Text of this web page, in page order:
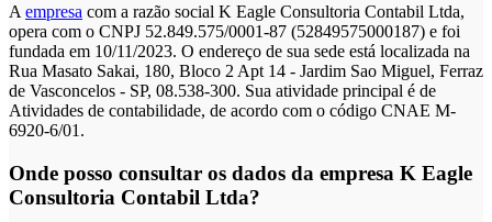
A empresa com a razão social K Eagle Consultoria Contabil Ltda,
opera com o CNPJ 52.849.575/0001-87 (52849575000187) e foi
fundada em 10/11/2023. O endereço de sua sede está localizada na
Rua Masato Sakai, 180, Bloco 2 Apt 14 - Jardim Sao Miguel, Ferraz
de Vasconcelos - SP, 08.538-300. Sua atividade principal é de
Atividades de contabilidade, de acordo com o código CNAE M-
6920-6/01.
Onde posso consultar os dados da empresa K Eagle
Consultoria Contabil Ltda?